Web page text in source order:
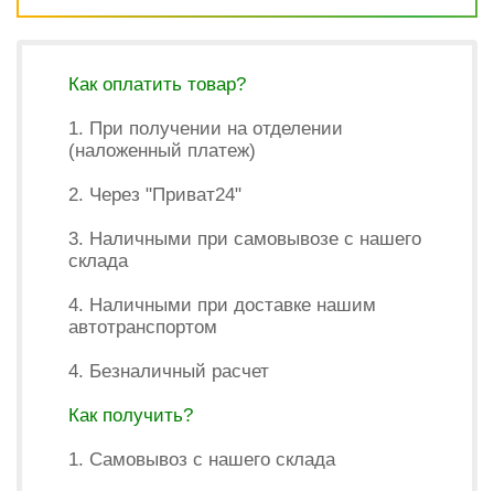
Как оплатить товар?
1. При получении на отделении
(наложенный платеж)
2. Через "Приват24"
3. Наличными при самовывозе с нашего
склада
4. Наличными при доставке нашим
автотранспортом
4. Безналичный расчет
Как получить?
1. Самовывоз с нашего склада